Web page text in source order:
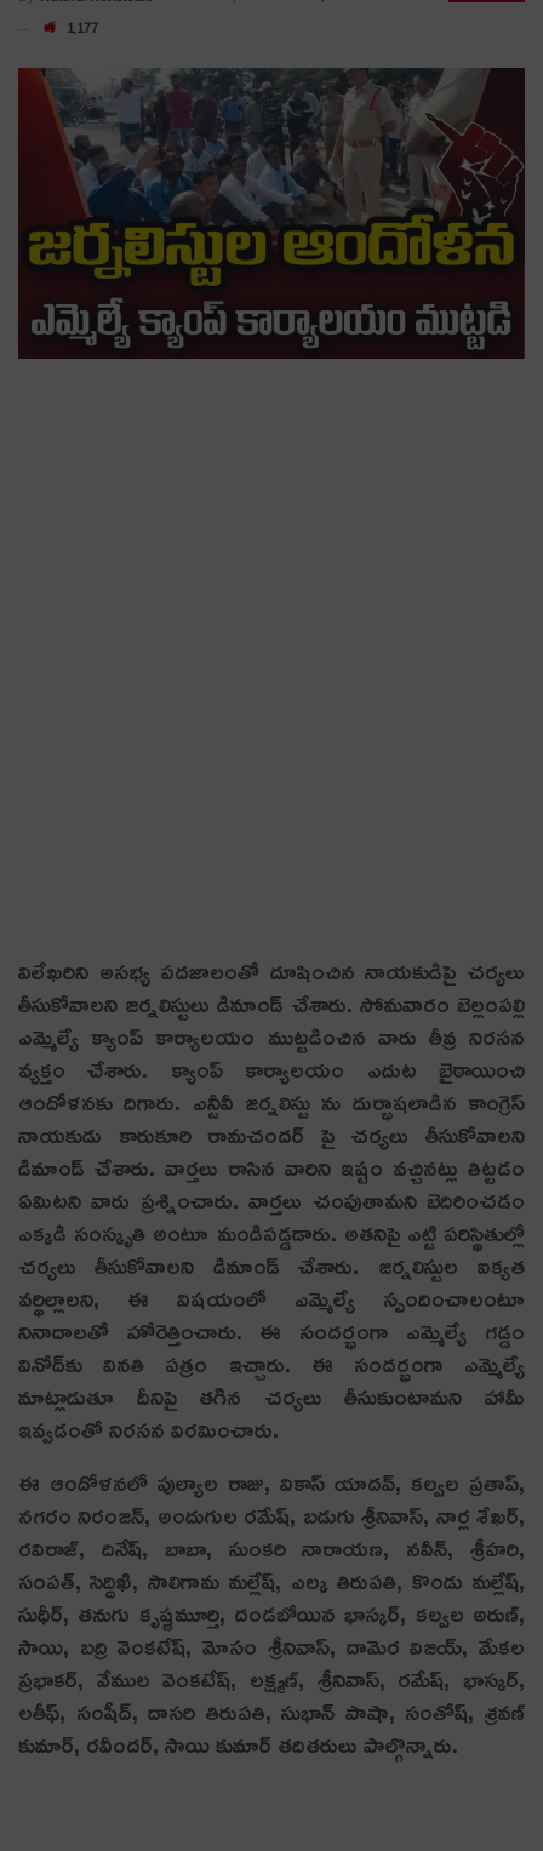
1,177
విలేఖ‌రిని అస‌భ్య ప‌ద‌జాలంతో దూషించిన నాయ‌కుడిపై చ‌ర్య‌లు
తీసుకోవాల‌ని జ‌ర్న‌లిస్టులు డిమాండ్ చేశారు. సోమ‌వారం బెల్లంపల్లి
ఎమ్మెల్యే క్యాంప్ కార్యాలయం ముట్టడించిన వారు తీవ్ర నిర‌స‌న
వ్య‌క్తం చేశారు. క్యాంప్ కార్యాల‌యం ఎదుట బైఠాయించి
ఆందోళ‌న‌కు దిగారు. ఎన్టీవీ జర్నలిస్టు ను దుర్భాషలాడిన కాంగ్రెస్
నాయకుడు కారుకూరి రామచందర్ పై చర్యలు తీసుకోవాలని
డిమాండ్ చేశారు. వార్త‌లు రాసిన వారిని ఇష్టం వ‌చ్చిన‌ట్లు తిట్ట‌డం
ఏమిట‌ని వారు ప్ర‌శ్నించారు. వార్త‌లు చంపుతామ‌ని బెదిరించ‌డం
ఎక్క‌డి సంస్కృతి అంటూ మండిప‌డ్డ‌డారు. అత‌నిపై ఎట్టి ప‌రిస్థితుల్లో
చ‌ర్య‌లు తీసుకోవాల‌ని డిమాండ్ చేశారు. జ‌ర్న‌లిస్టుల ఐక్య‌త
వ‌ర్థిల్లాల‌ని, ఈ విష‌యంలో ఎమ్మెల్యే స్పందించాలంటూ
నినాదాల‌తో హోరెత్తించారు. ఈ సంద‌ర్భంగా ఎమ్మెల్యే గ‌డ్డం
వినోద్‌కు వినతి పత్రం ఇచ్చారు. ఈ సంద‌ర్భంగా ఎమ్మెల్యే
మాట్లాడుతూ దీనిపై తగిన చ‌ర్య‌లు తీసుకుంటామ‌ని హామీ
ఇవ్వ‌డంతో నిర‌స‌న విర‌మించారు.
ఈ ఆందోళ‌న‌లో పుల్యాల రాజు, వికాస్ యాద‌వ్‌, క‌ల్వ‌ల ప్ర‌తాప్‌,
న‌గ‌రం నిరంజ‌న్‌, అందుగుల ర‌మేష్‌, బ‌డుగు శ్రీ‌నివాస్‌, నార్ల శేఖ‌ర్,
ర‌విరాజ్‌, దినేష్‌, బాబా, సుంక‌రి నారాయ‌ణ‌, న‌వీన్‌, శ్రీ‌హ‌రి,
సంప‌త్, సిద్దిఖి, సాలిగామ మ‌ల్లేష్‌, ఎల్క తిరుప‌తి, కొండు మ‌ల్లేష్‌,
సుధీర్‌, త‌నుగు కృష్ణ‌మూర్తి, దండబోయిన భాస్క‌ర్‌, క‌ల్వ‌ల అరుణ్‌,
సాయి, బ‌ద్రి వెంక‌టేష్‌, మోసం శ్రీ‌నివాస్‌, దామెర విజ‌య్‌, మేక‌ల
ప్ర‌భాక‌ర్‌, వేముల వెంక‌టేష్‌, ల‌క్ష్మ‌ణ్‌, శ్రీ‌నివాస్‌, ర‌మేష్‌, భాస్క‌ర్‌,
ల‌తీఫ్, సంషీద్‌, దాస‌రి తిరుప‌తి, సుభాన్ పాషా, సంతోష్‌, శ్ర‌వ‌ణ్
కుమార్‌, ర‌వీంద‌ర్‌, సాయి కుమార్ త‌దిత‌రులు పాల్గొన్నారు.